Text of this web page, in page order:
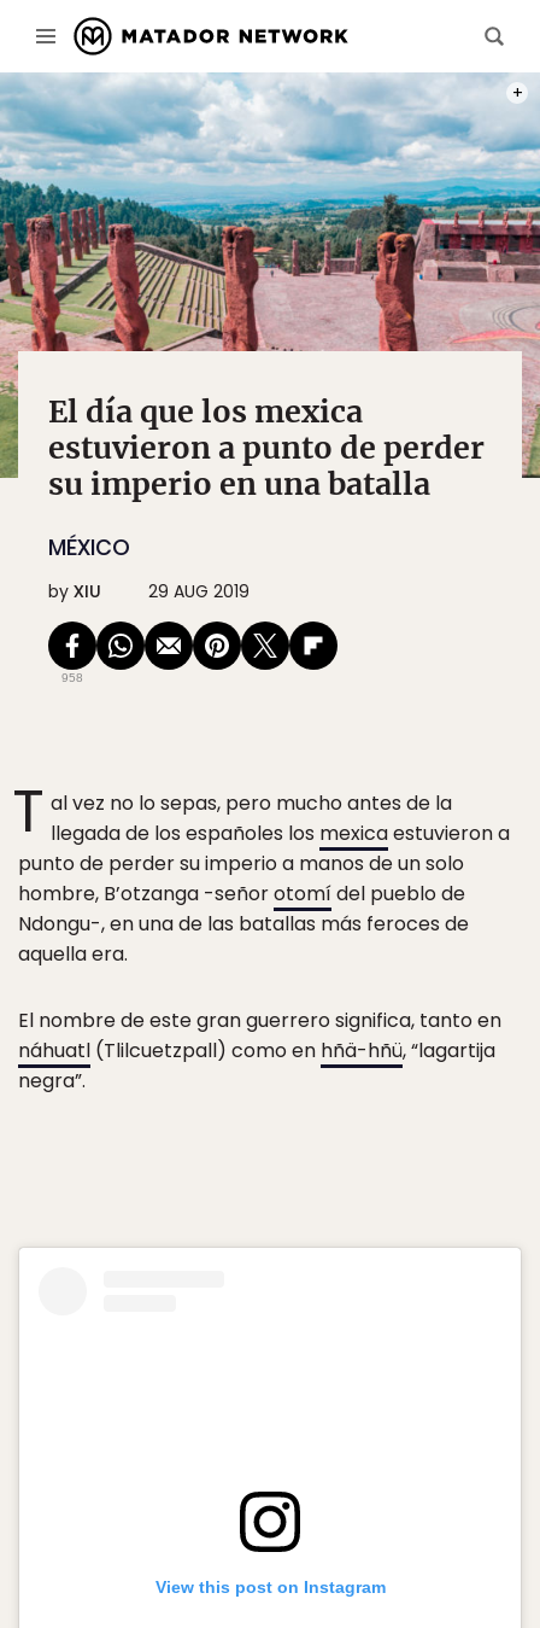
El día que los mexica
estuvieron a punto de perder
su imperio en una batalla
MÉXICO
by XIU 29 AUG 2019
958
T al vez no lo sepas, pero mucho antes de la
llegada de los españoles los mexicaestuvieron a
punto de perder su imperio a manos de un solo
hombre, B’otzanga -señorotomídel pueblo de
Ndongu-, en una de las batallas más feroces de
aquella era.
El nombre de este gran guerrero significa, tanto en
náhuatl (Tlilcuetzpall) como en hñä-hñü, “lagartija
negra”.
View this post on Instagram